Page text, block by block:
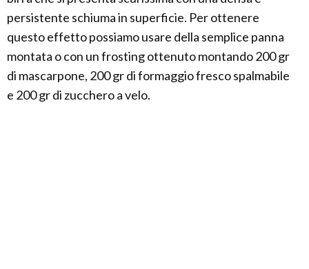
persistente schiuma in superficie. Per ottenere
questo effetto possiamo usare della semplice panna
montata o con un frosting ottenuto montando 200 gr
di mascarpone, 200 gr di formaggio fresco spalmabile
e 200 gr di zucchero a velo.